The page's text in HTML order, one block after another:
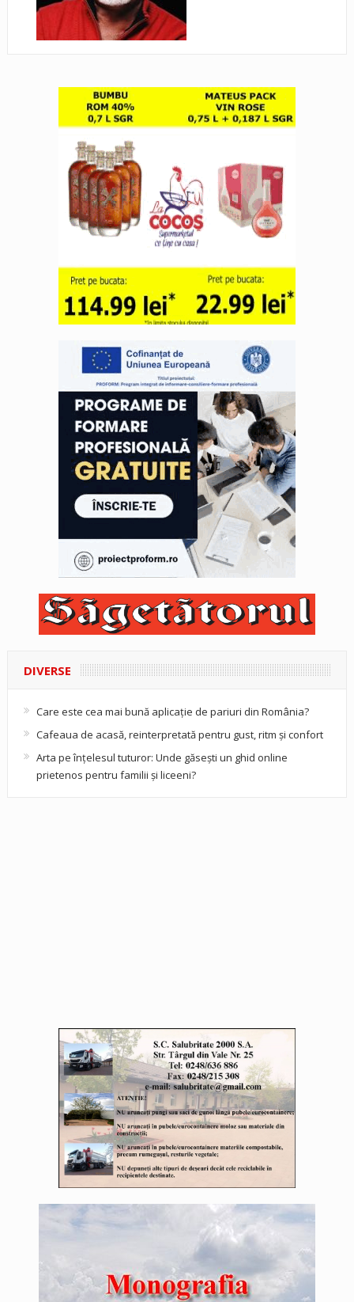
DIVERSE
Care este cea mai bună aplicație de pariuri din România?
Cafeaua de acasă, reinterpretată pentru gust, ritm și confort
Arta pe înțelesul tuturor: Unde găsești un ghid online
prietenos pentru familii și liceeni?